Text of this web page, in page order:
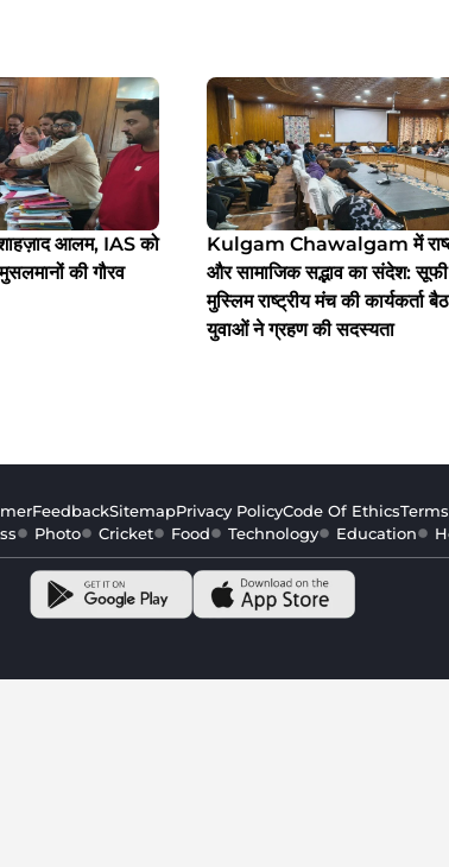
आलम, IAS को
की गौरव
Kulgam Chawalgam में
और सामाजिक सद्भाव का संदेश:
मुस्लिम राष्ट्रीय मंच की कार्यकर्ता
युवाओं ने ग्रहण की सदस्यता
FeedbackSitemapPrivacy PolicyCode Of Ethics
Photo Cricket Food Technology Education